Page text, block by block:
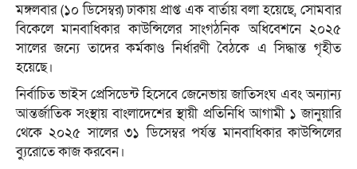
মঙ্গলবার (১০ ডিসেম্বর) ঢাকায় প্রাপ্ত এক বার্তায় বলা হয়েছে, সোমবার
বিকেলে মানবাধিকার কাউন্সিলের সাংগঠনিক অধিবেশনে ২০২৫
সালের জন্যে তাদের কর্মকাণ্ড নির্ধারণী বৈঠকে এ সিদ্ধান্ত গৃহীত
হয়েছে।
নির্বাচিত ভাইস প্রেসিডেন্ট হিসেবে জেনেভায় জাতিসংঘ এবং অন্যান্য
আন্তর্জাতিক সংস্থায় বাংলাদেশের স্থায়ী প্রতিনিধি আগামী ১ জানুয়ারি
থেকে ২০২৫ সালের ৩১ ডিসেম্বর পর্যন্ত মানবাধিকার কাউন্সিলের
ব্যুরোতে কাজ করবেন।